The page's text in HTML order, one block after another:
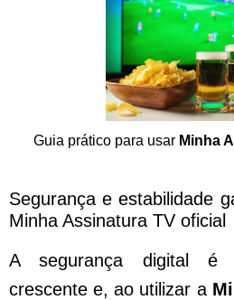
Guia prático para usar Minha
Segurança e estabilidade
Minha Assinatura TV oficial
A segurança digital é
crescente e, ao utilizar a